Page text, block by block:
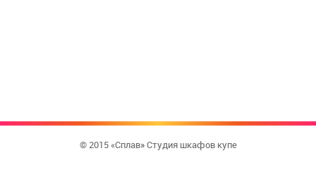
© 2015 «Сплав» Студия шкафов купе